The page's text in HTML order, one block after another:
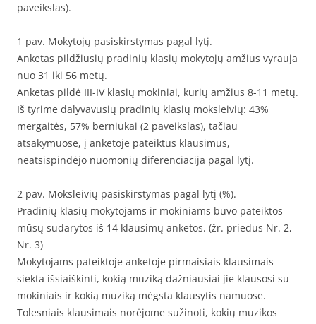
paveikslas).
1 pav. Mokytojų pasiskirstymas pagal lytį.
Anketas pildžiusių pradinių klasių mokytojų amžius vyrauja
nuo 31 iki 56 metų.
Anketas pildė III-IV klasių mokiniai, kurių amžius 8-11 metų.
Iš tyrime dalyvavusių pradinių klasių moksleivių: 43%
mergaitės, 57% berniukai (2 paveikslas), tačiau
atsakymuose, į anketoje pateiktus klausimus,
neatsispindėjo nuomonių diferenciacija pagal lytį.
2 pav. Moksleivių pasiskirstymas pagal lytį (%).
Pradinių klasių mokytojams ir mokiniams buvo pateiktos
mūsų sudarytos iš 14 klausimų anketos. (žr. priedus Nr. 2,
Nr. 3)
Mokytojams pateiktoje anketoje pirmaisiais klausimais
siekta išsiaiškinti, kokią muziką dažniausiai jie klausosi su
mokiniais ir kokią muziką mėgsta klausytis namuose.
Tolesniais klausimais norėjome sužinoti, kokių muzikos